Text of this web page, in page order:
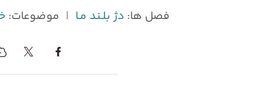
فصل ها: دژ بلـند مـا | موضوعات: